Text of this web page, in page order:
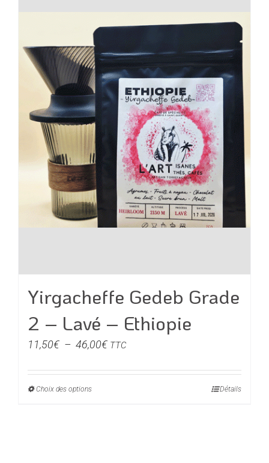
Yirgacheffe Gedeb Grade
2 – Lavé – Ethiopie
11,50€ – 46,00€Plage
prix :
TTC
Choix des optionsCe
Détails